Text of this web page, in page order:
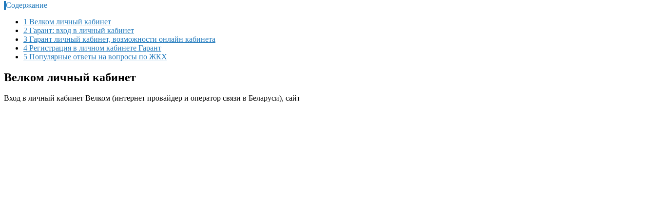
Содержание
1 Велком личный кабинет
2 Гарант: вход в личный кабинет
3 Гарант личный кабинет, возможности онлайн кабинета
4 Регистрация в личном кабинете Гарант
5 Популярные ответы на вопросы по ЖКХ
Велком личный кабинет
Вход в личный кабинет Велком (интернет провайдер и оператор связи в Беларуси), сайт